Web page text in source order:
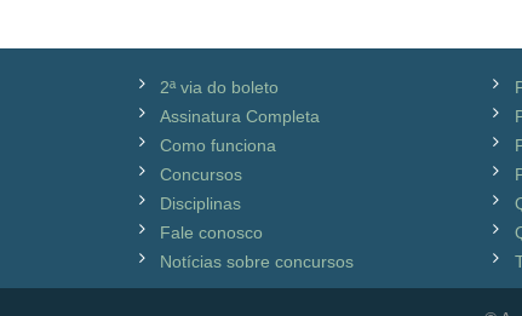
2ª via do boleto
Assinatura Completa
Como funciona
Concursos
Disciplinas
Fale conosco
Notícias sobre concursos